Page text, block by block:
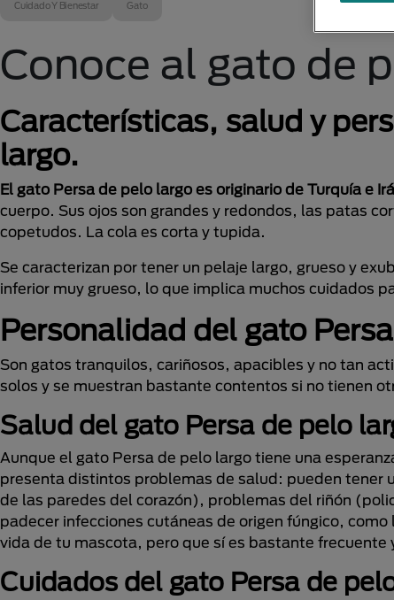
Cuidado Y Bienestar Gato
Conoce al gato de
Características, salud y
largo.
El gato Persa de pelo largo es originario de Turquía e
cuerpo. Sus ojos son grandes y redondos, las patas
copetudos. La cola es corta y tupida.
Se caracterizan por tener un pelaje largo, grueso y
inferior muy grueso, lo que implica muchos cuidados
Personalidad del gato
Son gatos tranquilos, cariñosos, apacibles y no tan
solos y se muestran bastante contentos si no tienen
Salud del gato Persa de pelo
Aunque el gato Persa de pelo largo tiene una
presenta distintos problemas de salud: pueden tener
de las paredes del corazón), problemas del riñón
padecer infecciones cutáneas de origen fúngico,
vida de tu mascota, pero que sí es bastante frecuente
Cuidados del gato Persa de